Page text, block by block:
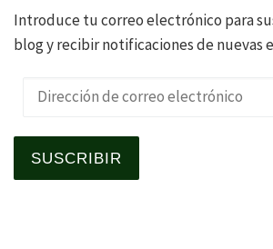
Introduce tu correo electrónico para
blog y recibir notificaciones de nuevas
Dirección de correo electrónico
SUSCRIBIR